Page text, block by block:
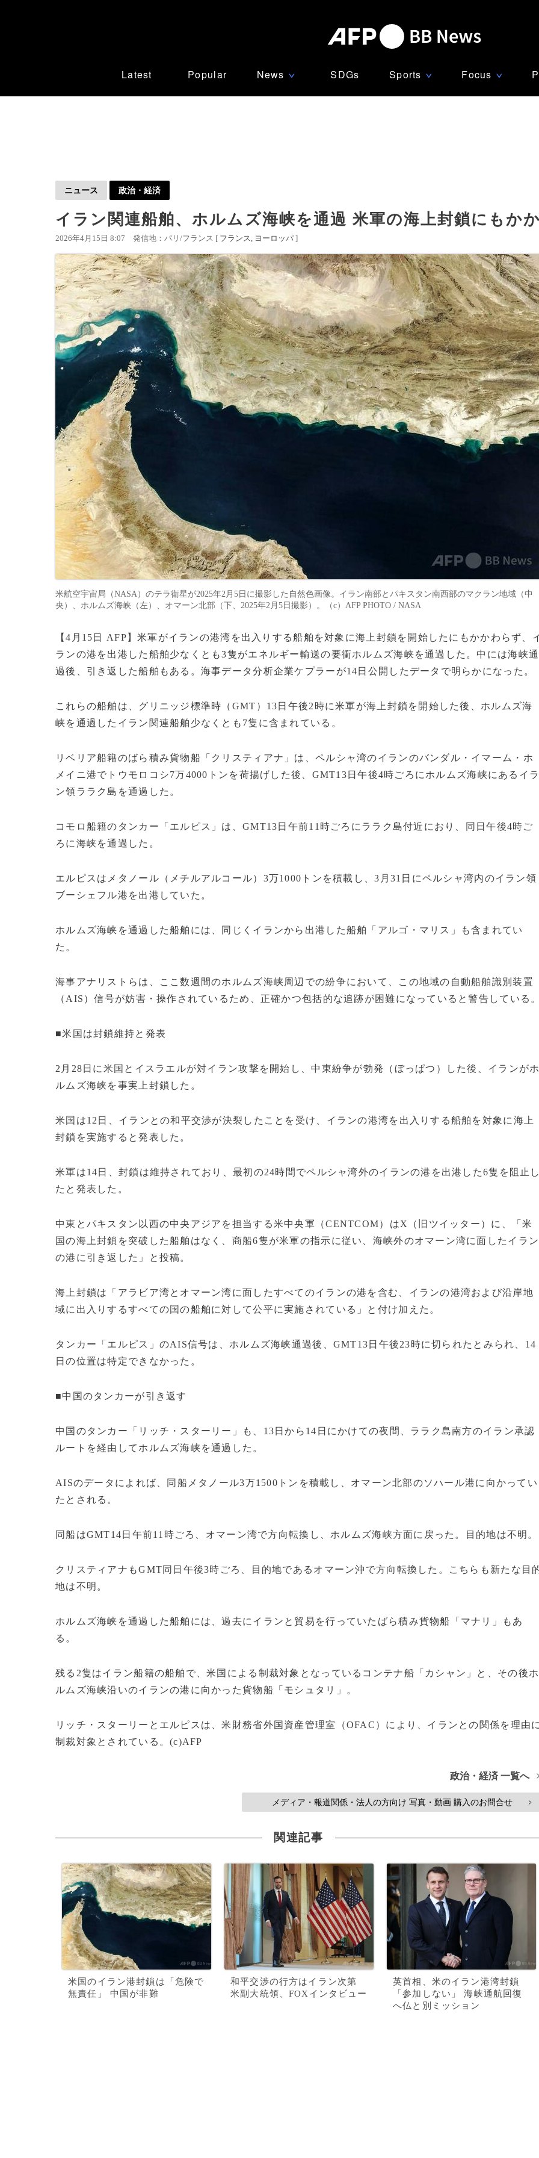
Latest Popular News ∨ SDGs Sports ∨ Focus ∨
ニュース 政治・経済
イラン関連船舶、ホルムズ海峡を通過 米軍の海上封鎖にもか
2026年4月15日 8:07 発信地：パリ/フランス [ フランス ヨーロッパ ]
米航空宇宙局（NASA）のテラ衛星が2025年2月5日に撮影した自然色画像。イラン南部とパキスタン南西部のマクラン地域（中
央）、ホルムズ海峡（左）、オマーン北部（下、2025年2月5日撮影）。（c）AFP PHOTO / NASA
【4月15日 AFP】米軍がイランの港湾を出入りする船舶を対象に海上封鎖を開始したにもかかわらず、
ランの港を出港した船舶少なくとも3隻がエネルギー輸送の要衝ホルムズ海峡を通過した。中には海峡通
過後、引き返した船舶もある。海事データ分析企業ケプラーが14日公開したデータで明らかになった。
これらの船舶は、グリニッジ標準時（GMT）13日午後2時に米軍が海上封鎖を開始した後、ホルムズ海
峡を通過したイラン関連船舶少なくとも7隻に含まれている。
リベリア船籍のばら積み貨物船「クリスティアナ」は、ペルシャ湾のイランのバンダル・イマーム・ホ
メイニ港でトウモロコシ7万4000トンを荷揚げした後、GMT13日午後4時ごろにホルムズ海峡にあるイ
ン領ララク島を通過した。
コモロ船籍のタンカー「エルピス」は、GMT13日午前11時ごろにララク島付近におり、同日午後4時ご
ろに海峡を通過した。
エルピスはメタノール（メチルアルコール）3万1000トンを積載し、3月31日にペルシャ湾内のイラン領
ブーシェフル港を出港していた。
ホルムズ海峡を通過した船舶には、同じくイランから出港した船舶「アルゴ・マリス」も含まれてい
た。
海事アナリストらは、ここ数週間のホルムズ海峡周辺での紛争において、この地域の自動船舶識別装置
（AIS）信号が妨害・操作されているため、正確かつ包括的な追跡が困難になっていると警告している
■米国は封鎖維持と発表
2月28日に米国とイスラエルが対イラン攻撃を開始し、中東紛争が勃発（ぼっぱつ）した後、イランが
ルムズ海峡を事実上封鎖した。
米国は12日、イランとの和平交渉が決裂したことを受け、イランの港湾を出入りする船舶を対象に海上
封鎖を実施すると発表した。
米軍は14日、封鎖は維持されており、最初の24時間でペルシャ湾外のイランの港を出港した6隻を阻止
たと発表した。
中東とパキスタン以西の中央アジアを担当する米中央軍（CENTCOM）はX（旧ツイッター）に、「米
国の海上封鎖を突破した船舶はなく、商船6隻が米軍の指示に従い、海峡外のオマーン湾に面したイラン
の港に引き返した」と投稿。
海上封鎖は「アラビア湾とオマーン湾に面したすべてのイランの港を含む、イランの港湾および沿岸地
域に出入りするすべての国の船舶に対して公平に実施されている」と付け加えた。
タンカー「エルピス」のAIS信号は、ホルムズ海峡通過後、GMT13日午後23時に切られたとみられ、14
日の位置は特定できなかった。
■中国のタンカーが引き返す
中国のタンカー「リッチ・スターリー」も、13日から14日にかけての夜間、ララク島南方のイラン承認
ルートを経由してホルムズ海峡を通過した。
AISのデータによれば、同船メタノール3万1500トンを積載し、オマーン北部のソハール港に向かってい
たとされる。
同船はGMT14日午前11時ごろ、オマーン湾で方向転換し、ホルムズ海峡方面に戻った。目的地は不明。
クリスティアナもGMT同日午後3時ごろ、目的地であるオマーン沖で方向転換した。こちらも新たな目
地は不明。
ホルムズ海峡を通過した船舶には、過去にイランと貿易を行っていたばら積み貨物船「マナリ」もあ
る。
残る2隻はイラン船籍の船舶で、米国による制裁対象となっているコンテナ船「カシャン」と、その後ホ
ルムズ海峡沿いのイランの港に向かった貨物船「モシュタリ」。
リッチ・スターリーとエルピスは、米財務省外国資産管理室（OFAC）により、イランとの関係を理由
制裁対象とされている。(c)AFP
政治・経済 一覧へ
メディア・報道関係・法人の方向け 写真・動画 購入のお問合せ >
関連記事
米国のイラン港封鎖は「危険で
無責任」 中国が非難
和平交渉の行方はイラン次第
米副大統領、FOXインタビュー
英首相、米のイラン港湾封鎖
「参加しない」 海峡通航回復
へ仏と別ミッション